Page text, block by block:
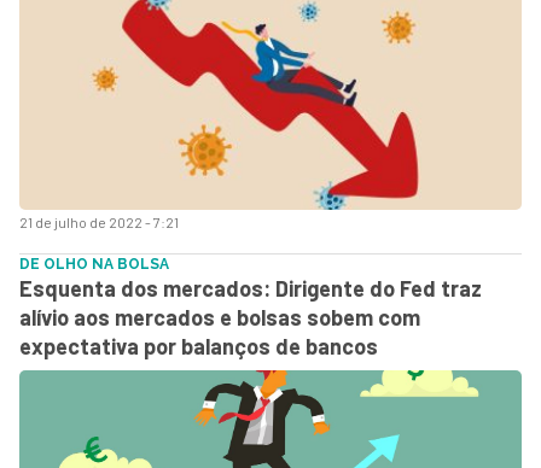
21 de julho de 2022 - 7:21
DE OLHO NA BOLSA
Esquenta dos mercados: Dirigente do Fed traz
alívio aos mercados e bolsas sobem com
expectativa por balanços de bancos